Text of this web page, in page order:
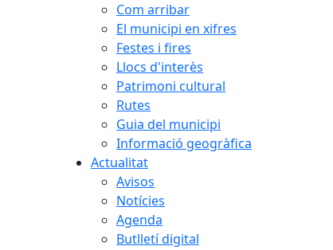
Com arribar
El municipi en xifres
Festes i fires
Llocs d'interès
Patrimoni cultural
Rutes
Guia del municipi
Informació geogràfica
Actualitat
Avisos
Notícies
Agenda
Butlletí digital